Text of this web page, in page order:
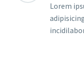
Lorem